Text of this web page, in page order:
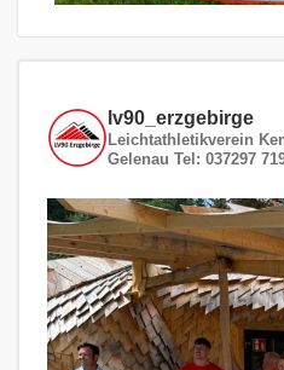
lv90_erzgebirge
Leichtathletikverein
Gelenau Tel: 037297